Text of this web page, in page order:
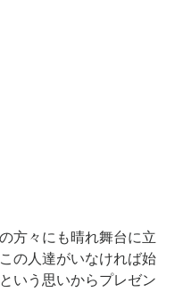
方々にも晴れ舞台に立
の人達がいなければ始
いう思いからプレゼン